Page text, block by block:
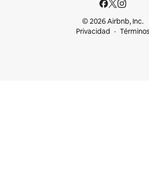
© 2026 Airbnb, Inc.
Privacidad
Términos